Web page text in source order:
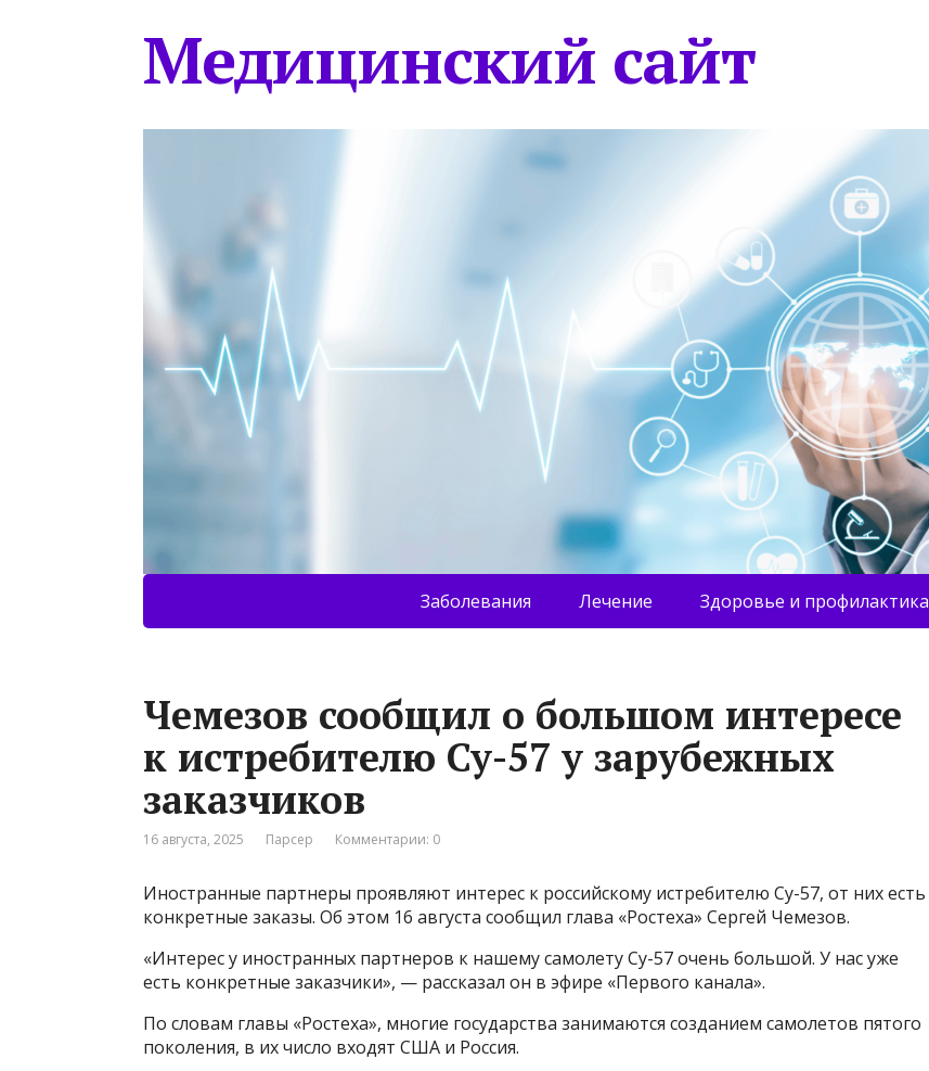
Медицинский сайт
Заболевания Лечение Здоровье и профилактика
Чемезов сообщил о большом интересе
к истребителю Су-57 у зарубежных
заказчиков
16 августа, 2025 Парсер Комментарии: 0
Иностранные партнеры проявляют интерес к российскому истребителю Су-57, от них есть
конкретные заказы. Об этом 16 августа сообщил глава «Ростеха» Сергей Чемезов.
«Интерес у иностранных партнеров к нашему самолету Су-57 очень большой. У нас уже
есть конкретные заказчики», — рассказал он в эфире «Первого канала».
По словам главы «Ростеха», многие государства занимаются созданием самолетов пятого
поколения, в их число входят США и Россия.